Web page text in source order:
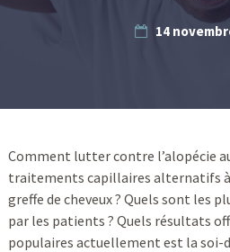
14
Comment lutter contre l’alopécie
traitements capillaires alternatifs
greffe de cheveux ? Quels sont les
par les patients ? Quels résultats
populaires actuellement est la soi-